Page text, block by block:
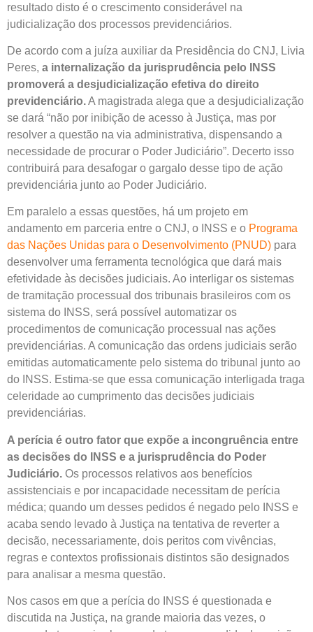
resultado disto é o crescimento considerável na
judicialização dos processos previdenciários.
De acordo com a juíza auxiliar da Presidência do CNJ, Livia
Peres, a internalização da jurisprudência pelo INSS
promoverá a desjudicialização efetiva do direito
previdenciário.A magistrada alega que a desjudicialização
se dará “não por inibição de acesso à Justiça, mas por
resolver a questão na via administrativa, dispensando a
necessidade de procurar o Poder Judiciário”. Decerto isso
contribuirá para desafogar o gargalo desse tipo de ação
previdenciária junto ao Poder Judiciário.
Em paralelo a essas questões, há um projeto em
andamento em parceria entre o CNJ, o INSS e o Programa
das Nações Unidas para o Desenvolvimento (PNUD) para
desenvolver uma ferramenta tecnológica que dará mais
efetividade às decisões judiciais. Ao interligar os sistemas
de tramitação processual dos tribunais brasileiros com os
sistema do INSS, será possível automatizar os
procedimentos de comunicação processual nas ações
previdenciárias. A comunicação das ordens judiciais serão
emitidas automaticamente pelo sistema do tribunal junto ao
do INSS. Estima-se que essa comunicação interligada traga
celeridade ao cumprimento das decisões judiciais
previdenciárias.
A perícia é outro fator que expõe a incongruência entre
as decisões do INSS e a jurisprudência do Poder
Judiciário. Os processos relativos aos benefícios
assistenciais e por incapacidade necessitam de perícia
médica; quando um desses pedidos é negado pelo INSS e
acaba sendo levado à Justiça na tentativa de reverter a
decisão, necessariamente, dois peritos com vivências,
regras e contextos profissionais distintos são designados
para analisar a mesma questão.
Nos casos em que a perícia do INSS é questionada e
discutida na Justiça, na grande maioria das vezes, o